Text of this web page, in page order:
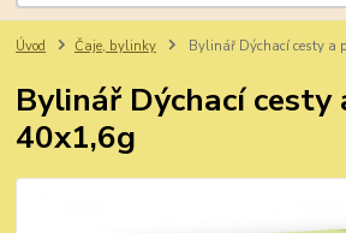
Úvod Čaje, bylinky Bylinář Dýchací cesty a
Bylinář Dýchací cesty
40x1,6g